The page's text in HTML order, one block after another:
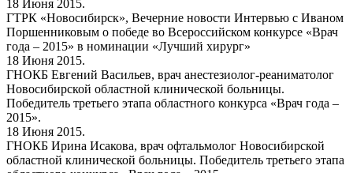
18 Июня 2015.
ГТРК «Новосибирск», Вечерние новости Интервью с Иваном
Поршенниковым о победе во Всероссийском конкурсе «Врач
года – 2015» в номинации «Лучший хирург»
18 Июня 2015.
ГНОКБ Евгений Васильев, врач анестезиолог-реаниматолог
Новосибирской областной клинической больницы.
Победитель третьего этапа областного конкурса «Врач года –
2015».
18 Июня 2015.
ГНОКБ Ирина Исакова, врач офтальмолог Новосибирской
областной клинической больницы. Победитель третьего этапа